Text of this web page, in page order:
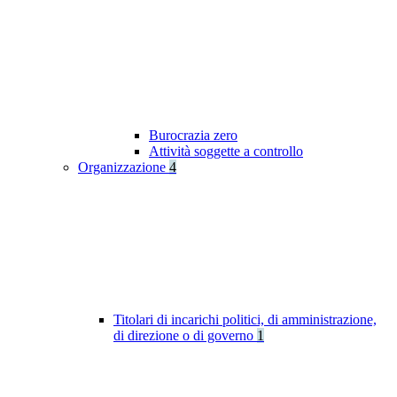
Burocrazia zero
Attività soggette a controllo
Organizzazione 4
Titolari di incarichi politici, di amministrazione,
di direzione o di governo 1